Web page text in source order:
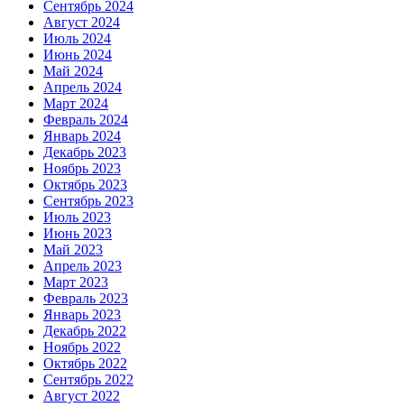
Сентябрь 2024
Август 2024
Июль 2024
Июнь 2024
Май 2024
Апрель 2024
Март 2024
Февраль 2024
Январь 2024
Декабрь 2023
Ноябрь 2023
Октябрь 2023
Сентябрь 2023
Июль 2023
Июнь 2023
Май 2023
Апрель 2023
Март 2023
Февраль 2023
Январь 2023
Декабрь 2022
Ноябрь 2022
Октябрь 2022
Сентябрь 2022
Август 2022